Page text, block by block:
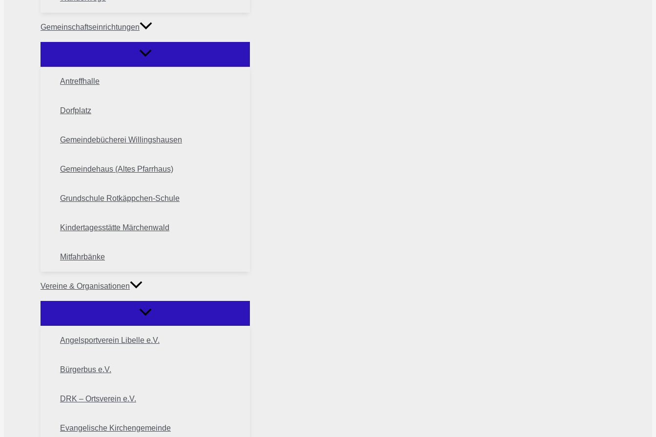
Gemeinschaftseinrichtungen
Antreffhalle
Dorfplatz
Gemeindebücherei Willingshausen
Gemeindehaus (Altes Pfarrhaus)
Grundschule Rotkäppchen-Schule
Kindertagesstätte Märchenwald
Mitfahrbänke
Vereine & Organisationen
Angelsportverein Libelle e.V.
Bürgerbus e.V.
DRK – Ortsverein e.V.
Evangelische Kirchengemeinde